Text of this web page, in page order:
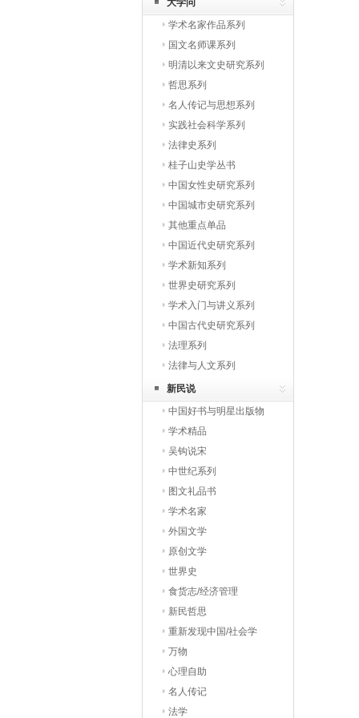
大学问
学术名家作品系列
国文名师课系列
明清以来文史研究系列
哲思系列
名人传记与思想系列
实践社会科学系列
法律史系列
桂子山史学丛书
中国女性史研究系列
中国城市史研究系列
其他重点单品
中国近代史研究系列
学术新知系列
世界史研究系列
学术入门与讲义系列
中国古代史研究系列
法理系列
法律与人文系列
新民说
中国好书与明星出版物
学术精品
吴钩说宋
中世纪系列
图文礼品书
学术名家
外国文学
原创文学
世界史
食货志/经济管理
新民哲思
重新发现中国/社会学
万物
心理自助
名人传记
法学